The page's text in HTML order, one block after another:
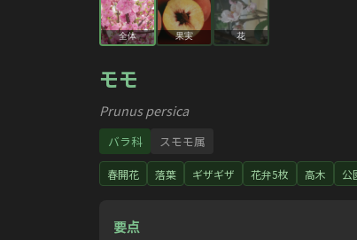
全体 果実 花
モモ
Prunus persica
バラ科 スモモ属
春開花 落葉 ギザギザ 花弁5枚 高木 公
要点